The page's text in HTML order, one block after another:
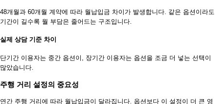
48개월과 60개월 계약에 따라 월납입금 차이가 발생합니다. 같은 옵션이라도
기간이 길수록 월 부담은 줄어드는 구조입니다.
실제 상담 기준 차이
단기간 이용자는 중간 옵션이, 장기간 이용자는 옵션을 조금 더 넣는 선택이
많았습니다.
주행 거리 설정의 중요성
연간 주행 거리에 따라 월납입금이 달라집니다. 옵션보다 이 설정이 더 큰 영